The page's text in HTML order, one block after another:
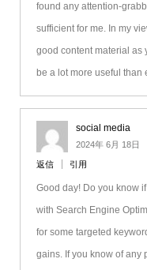
found any attention-
sufficient for me. In my
good content material as
be a lot more useful than
social media
2024年 6月 18日
返信 引用
Good day! Do you know
with Search Engine
for some targeted
gains. If you know of any